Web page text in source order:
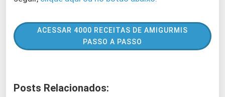
ACESSAR 4000 RECEITAS DE AMIGURMIS
PASSO A PASSO
Posts Relacionados: